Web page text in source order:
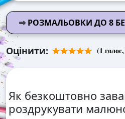
⇨ РОЗМАЛЬОВКИ ДО 8
Оцінити: (1
Як безкоштовно
роздрукувати